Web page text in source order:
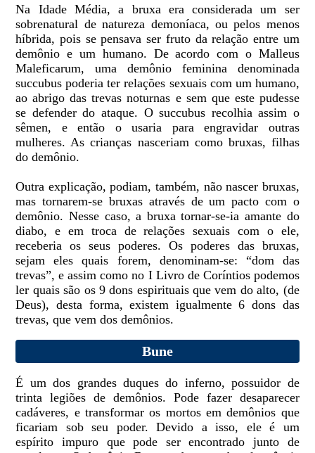
Na Idade Média, a bruxa era considerada um ser
sobrenatural de natureza demoníaca, ou pelos menos
híbrida, pois se pensava ser fruto da relação entre um
demônio e um humano. De acordo com o Malleus
Maleficarum, uma demônio feminina denominada
succubus poderia ter relações sexuais com um humano,
ao abrigo das trevas noturnas e sem que este pudesse
se defender do ataque. O succubus recolhia assim o
sêmen, e então o usaria para engravidar outras
mulheres. As crianças nasceriam como bruxas, filhas
do demônio.
Outra explicação, podiam, também, não nascer bruxas,
mas tornarem-se bruxas através de um pacto com o
demônio. Nesse caso, a bruxa tornar-se-ia amante do
diabo, e em troca de relações sexuais com o ele,
receberia os seus poderes. Os poderes das bruxas,
sejam eles quais forem, denominam-se: “dom das
trevas”, e assim como no I Livro de Coríntios podemos
ler quais são os 9 dons espirituais que vem do alto, (de
Deus), desta forma, existem igualmente 6 dons das
trevas, que vem dos demônios.
Bune
É um dos grandes duques do inferno, possuidor de
trinta legiões de demônios. Pode fazer desaparecer
cadáveres, e transformar os mortos em demônios que
ficariam sob seu poder. Devido a isso, ele é um
espírito impuro que pode ser encontrado junto de